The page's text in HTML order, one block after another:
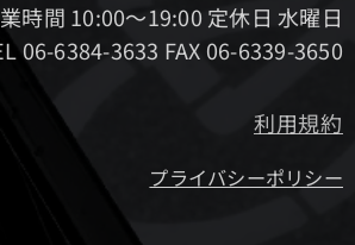
時間 10:00～19:00 定休日 水曜日
06-6384-3633 FAX 06-6339-3650
利用規約
プライバシーポリシー